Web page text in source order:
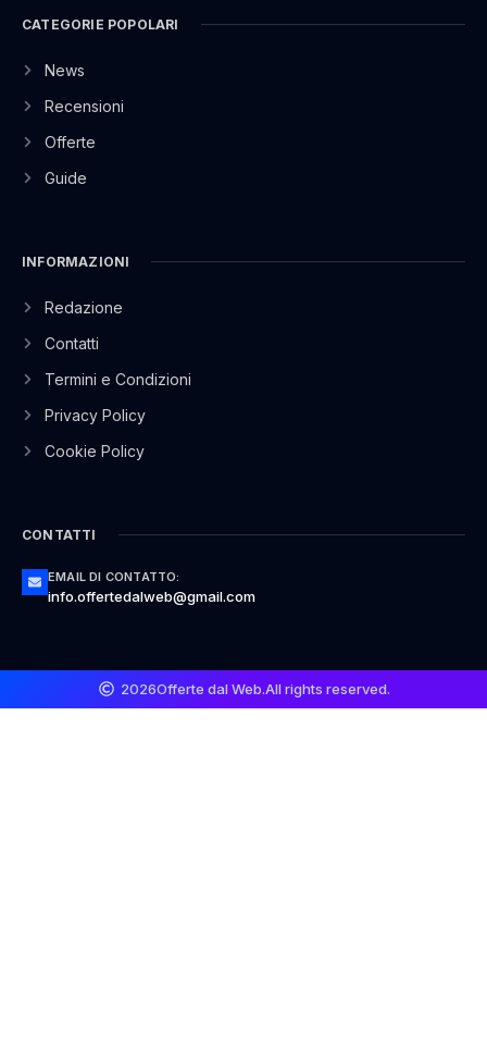
CATEGORIE POPOLARI
News
Recensioni
Offerte
Guide
INFORMAZIONI
Redazione
Contatti
Termini e Condizioni
Privacy Policy
Cookie Policy
CONTATTI
EMAIL DI CONTATTO:
info.offertedalweb@gmail.com
2026Offerte dal Web.All rights reserved.